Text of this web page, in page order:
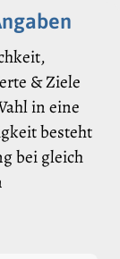
& Ziele
in eine
besteht
bei gleich